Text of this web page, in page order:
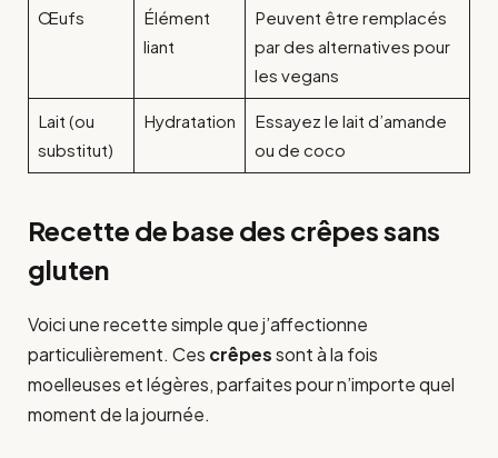
Œufs
Élément
liant
Peuvent être remplacés
par des alternatives pour
les vegans
Lait (ou
substitut)
Hydratation
Essayez le lait d’amande
ou de coco
Recette de base des crêpes sans
gluten
Voici une recette simple que j’affectionne
particulièrement. Ces crêpessont à la fois
moelleuses et légères, parfaites pour n’importe quel
moment de la journée.